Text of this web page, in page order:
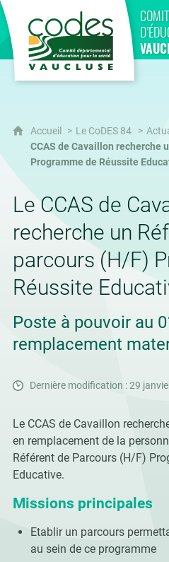
CoDES 84
Accueil Le CoDES 84
CCAS de Cavaillon recherche
Programme de Réussite
Le CCAS de
recherche un
parcours (H/F)
Réussite
Poste à pouvoir au
remplacement
Dernière modification : 29
Le CCAS de Cavaillon
en remplacement de la
Référent de Parcours (H/F)
Educative.
Missions principales
Etablir un parcours
au sein de ce programme